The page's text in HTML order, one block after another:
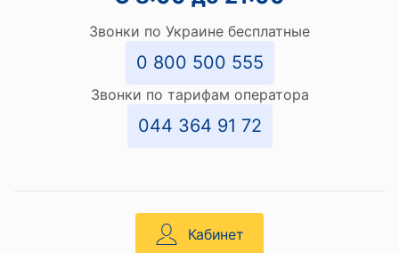
Звонки по Украине бесплатные
0 800 500 555
Звонки по тарифам оператора
044 364 91 72
Кабинет